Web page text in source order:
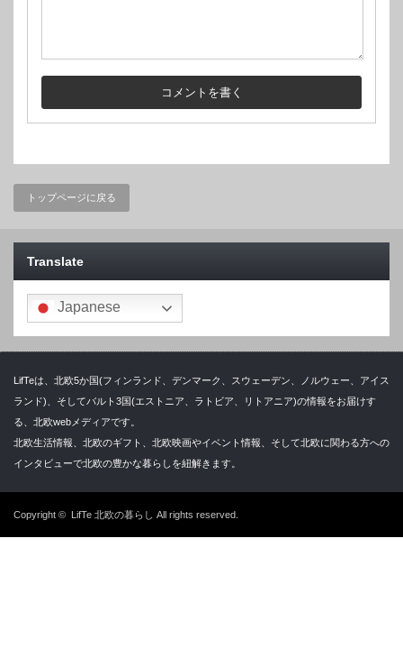
トップページに戻る
Translate
Japanese
LifTeは、北欧5か国(フィンランド、デンマーク、スウェーデン、ノルウェー、アイス
ランド)、そしてバルト3国(エストニア、ラトビア、リトアニア)の情報をお届けす
る、北欧webメディアです。
北欧生活情報、北欧のギフト、北欧映画やイベント情報、そして北欧に関わる方への
インタビューで北欧の豊かな暮らしを紐解きます。
Copyright © LifTe 北欧の暮らし All rights reserved.